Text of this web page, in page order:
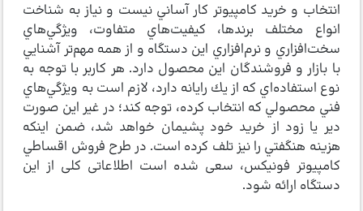
انتخاب و خريد كامپيوتر كار آساني نيست و نياز به شناخت
انواع مختلف برندها، كيفيت‌هاي متفاوت، ويژگي‌هاي
سخت‌افزاري و نرم‌افزاري اين دستگاه و از همه مهم‌تر آشنايي
با بازار و فروشندگان اين محصول دارد. هر كاربر با توجه به
نوع استفاده‌اي كه از يك رايانه دارد، لازم است به ويژگي‌هاي
فني محصولي كه انتخاب كرده،‌ توجه كند؛ در غير اين صورت
دير يا زود از خريد خود پشيمان خواهد شد، ضمن اينكه
هزينه هنگفتي را نيز تلف كرده است. در طرح فروش اقساطي
كامپيوتر فونيكس، سعی شده است اطلاعاتی کلی از این
دستگاه ارائه شود.